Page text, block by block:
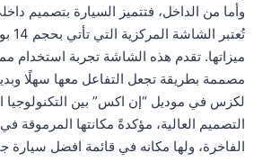
وأما من الداخل، فتتميز السيارة بتصميم
ميزاتها. تقدم هذه الشاشة تجربة استخدام
مصممة بطريقة تجعل التفاعل معها سهلًا
لكزس في موديل “إن اكس” بين التكنولوجيا
التصميم العالية، مؤكدةً مكانتها المرموقة
الفاخرة، ولها مكانه في قائمة افضل سيارة